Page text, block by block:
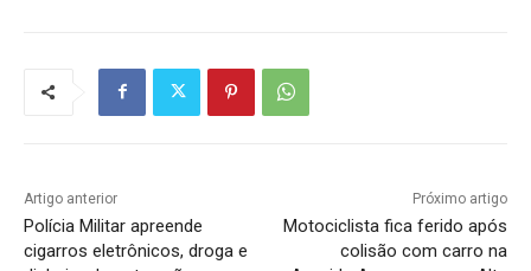
Artigo anterior
Polícia Militar apreende
cigarros eletrônicos, droga e
Próximo artigo
Motociclista fica ferido após
colisão com carro na